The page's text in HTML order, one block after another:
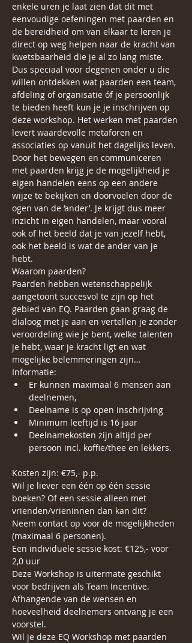
enkele uren je laat zien dat dit met
eenvoudige oefeningen met paarden en
de bereidheid om van elkaar te leren je
direct op weg helpen naar de kracht van
kwetsbaarheid die je al zo lang miste.
Dus speciaal voor degenen onder u die
willen ontdekken wat paarden een team,
afdeling of organisatie óf je persoonlijk
te bieden heeft kun je je inschrijven op
deze workshop. Het werken met paarden
levert waardevolle metaforen en
associaties op vanuit het dagelijks leven.
Door het bewegen en communiceren
met paarden krijg je de mogelijkheid je
eigen handelen eens op een andere
wijze te bekijken en doorvoelen door de
ogen van de ‘ander’. Je krijgt dus meer
inzicht in eigen handelen, maar vooral
ook of het beeld dat je van jezelf hebt,
ook het beeld is wat de ander van je
hebt.
Waarom paarden?
Paarden hebben wetenschappelijk
aangetoont succesvol te zijn op het
gebied van EQ. Paarden gaan graag de
dialoog met je aan en vertellen je zonder
veroordeling wie je bent, welke talenten
je hebt, waar je kracht ligt en wat
mogelijke belemmeringen zijn…
Informatie:
Er kunnen maximaal 6 mensen aan
deelnemen,
Deelname is op open inschrijving
Minimum leeftijd is 16 jaar
Deelnamekosten zijn altijd per
persoon incl. koffie/thee en lekkers.
Kosten zijn: €75,- p.p.
Wil je liever een één op één sessie
boeken? Of een sessie alleen met
vrienden/vrieninnen dan kan dit?
Neem contact op voor de mogelijkheden
(maximaal 6 personen).
Een individuele sessie kost: €125,- voor
2,0 uur
Deze Workshop is uitermate geschikt
voor bedrijven als Team Incentive.
Afhangende van de wensen en
hoeveelheid deelnemers ontvang je een
voorstel.
Wil je deze EQ Workshop met paarden